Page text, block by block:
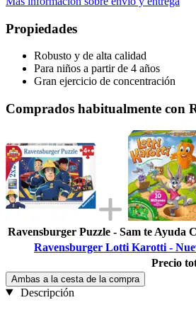
Propiedades
Robusto y de alta calidad
Para niños a partir de 4 años
Gran ejercicio de concentración
Comprados habitualmente
Ravensburger Puzzle - Sam te Ayuda
Ravensburger Lotti Karotti -
Precio
Ambas a la cesta de la compra
Descripción